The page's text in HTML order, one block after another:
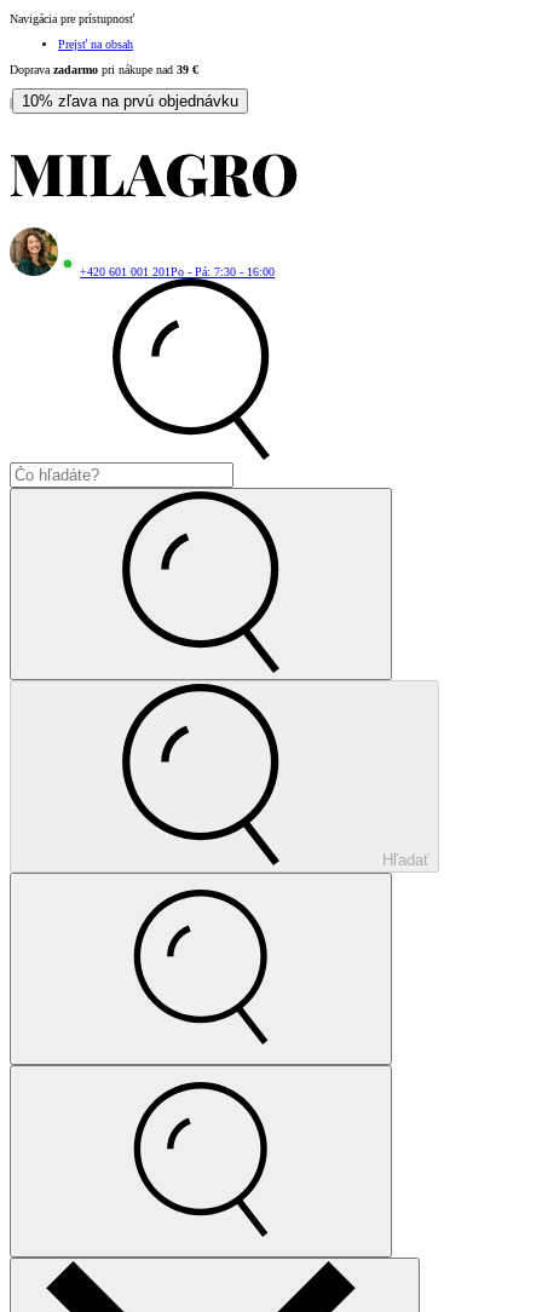
Navigácia pre prístupnosť
Prejsť na obsah
Doprava zadarmo pri nákupe nad 39 €
| 10% zľava na prvú objednávku
+420 601 001 201Po - Pá: 7:30 - 16:00
Hľadať